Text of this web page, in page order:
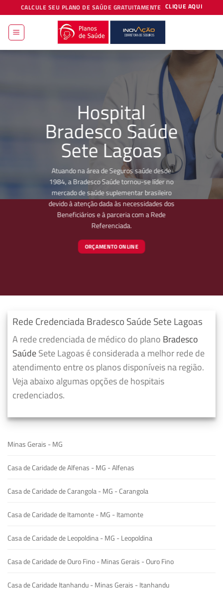
to
content
CALCULE SEU PLANO DE SAÚDE GRATUITAMENTE CLIQUE AQUI
Hospital
Bradesco Saúde
Sete Lagoas
Atuando na área de Seguros saúde desde
1984, a Bradesco Saúde tornou-se líder no
mercado de saúde suplementar brasileiro
devido à atenção dada às necessidades dos
Beneficiários e à parceria com a Rede
Referenciada.
ORÇAMENTO ONLINE
Rede Credenciada Bradesco Saúde Sete Lagoas
A rede credenciada de médico do plano Bradesco
SaúdeSete Lagoas é considerada a melhor rede de
atendimento entre os planos disponíveis na região.
Veja abaixo algumas opções de hospitais
credenciados.
Minas Gerais - MG
Casa de Caridade de Alfenas - MG - Alfenas
Casa de Caridade de Carangola - MG - Carangola
Casa de Caridade de Itamonte - MG - Itamonte
Casa de Caridade de Leopoldina - MG - Leopoldina
Casa de Caridade de Ouro Fino - Minas Gerais - Ouro Fino
Casa de Caridade Itanhandu - Minas Gerais - Itanhandu